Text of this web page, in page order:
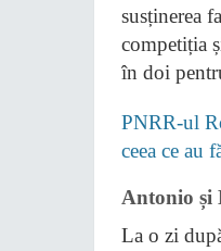
susținerea
competiția
în doi
PNRR-ul
ceea ce au
Antonio și
La o zi